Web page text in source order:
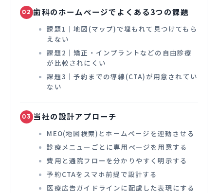
02 歯科のホームページでよくある3つの課題
課題1｜地図(マップ)で埋もれて見つけてもら
えない
課題2｜矯正・インプラントなどの自由診療
が比較されにくい
課題3｜予約までの導線(CTA)が用意されてい
ない
03 当社の設計アプローチ
MEO(地図検索)とホームページを連動させる
診療メニューごとに専用ページを用意する
費用と通院フローを分かりやすく明示する
予約CTAをスマホ前提で設計する
医療広告ガイドラインに配慮した表現にする